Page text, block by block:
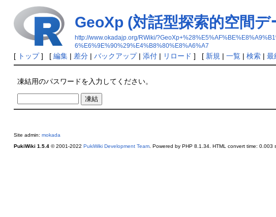
GeoXp (対話型探索的空間デ
http://www.okadajp.org/RWiki/
6%E6%9E%90%29%E4%B8%80%E8%A6%A7
[ トップ] [ 編集| 差分| バックアップ| 添付| リロード ] [ 新規 | 一覧| 検索| 最
凍結用のパスワードを入力してください。
Site admin: mokada
PukiWiki 1.5.4© 2001-2022 PukiWiki Development Team. Powered by PHP 8.1.34. HTML convert time: 0.003